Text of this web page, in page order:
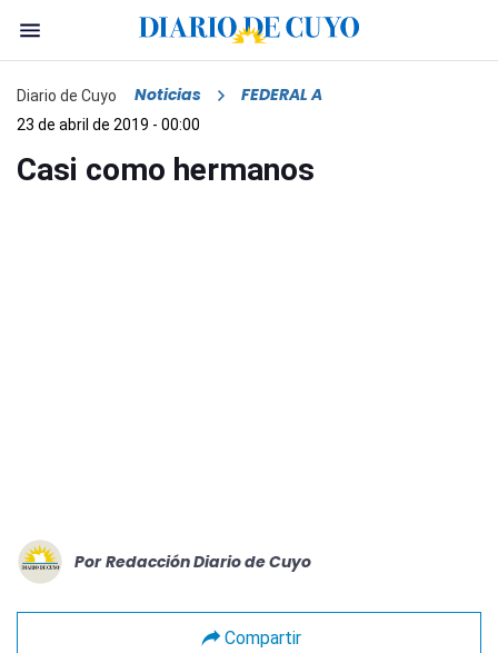
Diario de Cuyo Noticias FEDERAL A
23 de abril de 2019 - 00:00
Casi como hermanos
Por Redacción Diario de Cuyo
Compartir